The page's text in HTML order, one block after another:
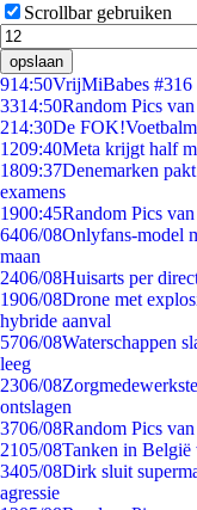
Scrollbar gebruiken
opslaan
914:50VrijMiBabes
3314:50Random Pics
214:30De
1209:40Meta krijgt half
1809:37Denemarken
examens
1900:45Random Pics
6406/08Onlyfans-model
maan
2406/08Huisarts per
1906/08Drone met
hybride aanval
5706/08Waterschappen
leeg
2306/08
ontslagen
3706/08Random Pics
2105/08Tanken in
3405/08Dirk sluit
agressie